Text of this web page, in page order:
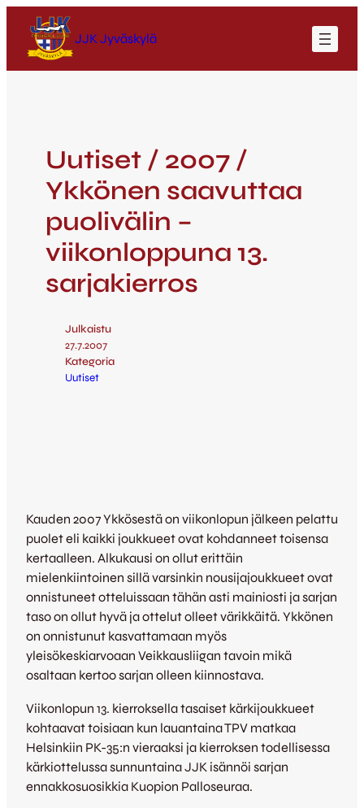
JJK Jyväskylä
Uutiset / 2007 /
Ykkönen saavuttaa
puolivälin –
viikonloppuna 13.
sarjakierros
Julkaistu
27.7.2007
Kategoria
Uutiset
Kauden 2007 Ykkösestä on viikonlopun jälkeen pelattu
puolet eli kaikki joukkueet ovat kohdanneet toisensa
kertaalleen. Alkukausi on ollut erittäin
mielenkiintoinen sillä varsinkin nousijajoukkueet ovat
onnistuneet otteluissaan tähän asti mainiosti ja sarjan
taso on ollut hyvä ja ottelut olleet värikkäitä. Ykkönen
on onnistunut kasvattamaan myös
yleisökeskiarvoaan Veikkausliigan tavoin mikä
osaltaan kertoo sarjan olleen kiinnostava.
Viikonlopun 13. kierroksella tasaiset kärkijoukkueet
kohtaavat toisiaan kun lauantaina TPV matkaa
Helsinkiin PK-35:n vieraaksi ja kierroksen todellisessa
kärkiottelussa sunnuntaina JJK isännöi sarjan
ennakkosuosikkia Kuopion Palloseuraa.